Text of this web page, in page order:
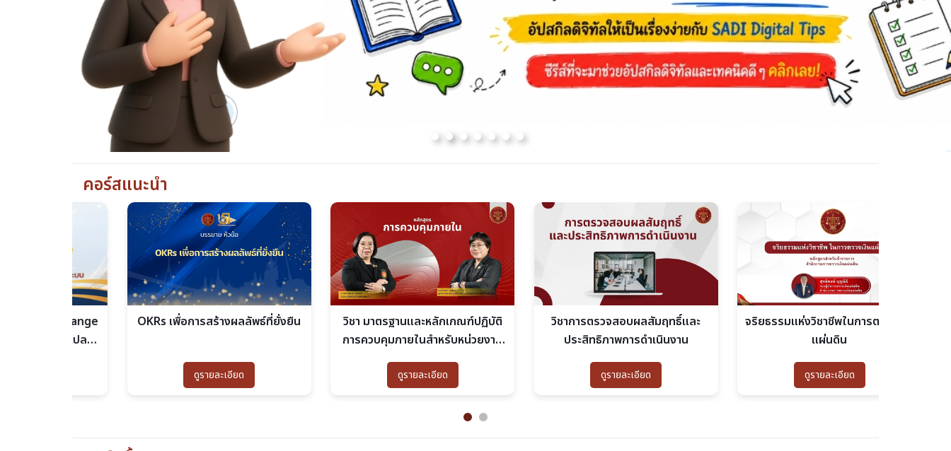
คอร์สแนะนำ
OKRs เพื่อการสร้างผลลัพธ์ที่ยั่งยืน
ดูรายละเอียด
วิชา มาตรฐานและหลักเกณฑ์ปฏิบัติ
การควบคุมภายในสำหรับหน่วยงาน
ของรัฐ พ.ศ. 2561
ดูรายละเอียด
วิชาการตรวจสอบผลสัมฤทธิ์และ
ประสิทธิภาพการดำเนินงาน
ดูรายละเอียด
จริยธรรมแห่งวิชาชีพในการตรวจเงิน
ดูรายละเอียด